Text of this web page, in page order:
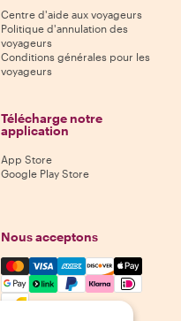
Centre d'aide aux voyageurs
Politique d'annulation des
voyageurs
Conditions générales pour les
voyageurs
Télécharge notre
application
App Store
Google Play Store
Nous acceptons
Mastercard, Visa, Amex,